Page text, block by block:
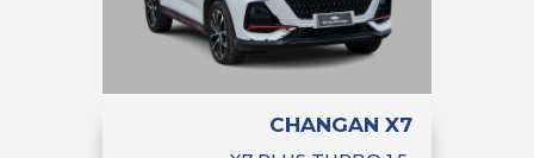
CHANGAN X7